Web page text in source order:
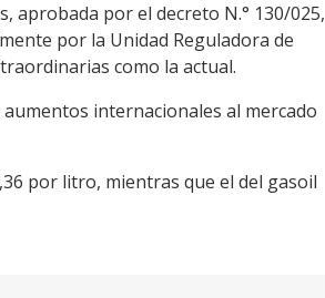
aprobada por el decreto N.° 130/025,
por la Unidad Reguladora de
como la actual.
internacionales al mercado
por litro, mientras que el del gasoil